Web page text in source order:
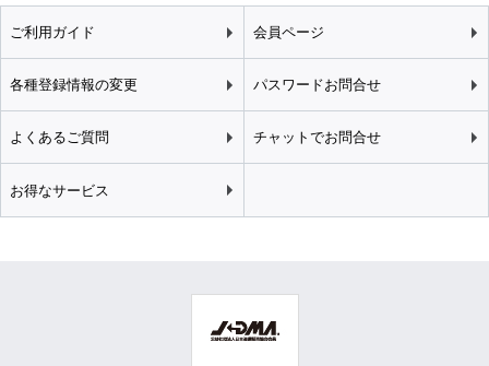
ご利用ガイド 会員ページ
各種登録情報の変更 パスワードお問合せ
よくあるご質問 チャットでお問合せ
お得なサービス